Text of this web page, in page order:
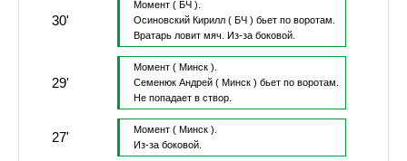
30'
Момент ( БЧ ).
Осиновский Кирилл( БЧ ) бьет по воротам.
Вратарь ловит мяч.
Из-за боковой.
29'
Момент ( Минск ).
Семенюк Андрей( Минск ) бьет по воротам.
Не попадает в створ.
27' Момент ( Минск ).
Из-за боковой.